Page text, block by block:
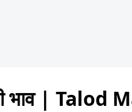
भाव | Talod